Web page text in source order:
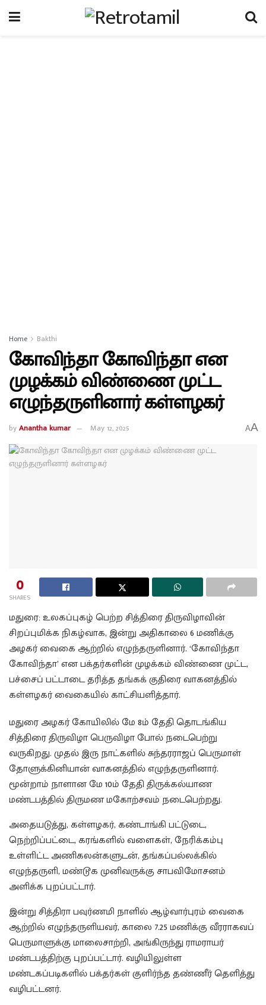
Home Bakthi
கோவிந்தா கோவிந்தா என
முழக்கம் விண்ணை முட்ட
எழுந்தருளினார் கள்ளழகர்
byAnantha kumar May 12, 2025 AA
0
SHARES
மதுரை: உலகப்புகழ் பெற்ற சித்திரை திருவிழாவின்
சிறப்புமிக்க நிகழ்வாக, இன்று அதிகாலை 6 மணிக்கு
அழகர் வைகை ஆற்றில் எழுந்தருளினார். ‘கோவிந்தா
கோவிந்தா’ என பக்தர்களின் முழக்கம் விண்ணை முட்ட,
பச்சைப் பட்டாடை தரித்த தங்கக் குதிரை வாகனத்தில்
கள்ளழகர் வைகையில் காட்சியளித்தார்.
மதுரை அழகர் கோயிலில் மே 8ம் தேதி தொடங்கிய
சித்திரை திருவிழா பெருவிழா போல் நடைபெற்று
வருகிறது. முதல் இரு நாட்களில் சுந்தரராஜப் பெருமாள்
தோளுக்கினியான் வாகனத்தில் எழுந்தருளினார்.
மூன்றாம் நாளான மே 10ம் தேதி திருக்கல்யாண
மண்டபத்தில் திருமண மகோற்சவம் நடைபெற்றது.
அதையடுத்து, கள்ளழகர், கண்டாங்கி பட்டுடை,
நெற்றிப்பட்டை, கரங்களில் வளைகள், நேரிக்கம்பு
உள்ளிட்ட அணிகலன்களுடன், தங்கப்பல்லக்கில்
எழுந்தருளி, மண்டூக முனிவருக்கு சாபவிமோசனம்
அளிக்க புறப்பட்டார்.
இன்று சித்திரா பவுர்ணமி நாளில் ஆழ்வார்புரம் வைகை
ஆற்றில் எழுந்தருளியவர், காலை 7.25 மணிக்கு வீரராகவப்
பெருமாளுக்கு மாலைசாற்றி, அங்கிருந்து ராமராயர்
மண்டபத்திற்கு புறப்பட்டார். வழியிலுள்ள
மண்டகப்படிகளில் பக்தர்கள் குளிர்ந்த தண்ணீர் தெளித்து
வழிபட்டனர்.